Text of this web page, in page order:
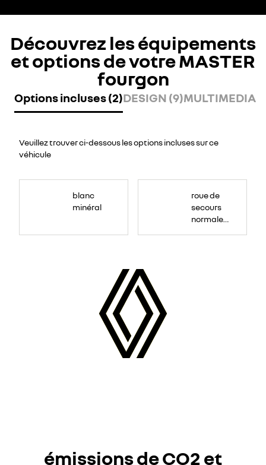
Découvrez les équipements
et options de votre MASTER
fourgon
Options incluses (2)DESIGN (9)MULTIMEDIA
Veuillez trouver ci-dessous les options incluses sur ce
véhicule
blanc
minéral
roue de
secours
normale
émissions de CO2 et